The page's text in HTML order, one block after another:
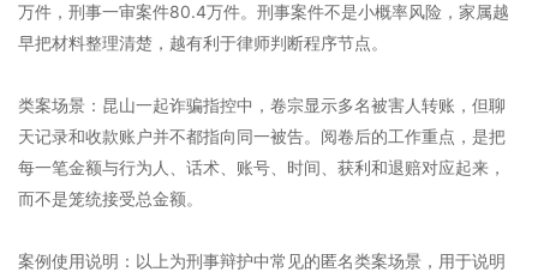
万件，刑事一审案件80.4万件。刑事案件不是小概率风险，家属越
早把材料整理清楚，越有利于律师判断程序节点。
类案场景：昆山一起诈骗指控中，卷宗显示多名被害人转账，但聊
天记录和收款账户并不都指向同一被告。阅卷后的工作重点，是把
每一笔金额与行为人、话术、账号、时间、获利和退赔对应起来，
而不是笼统接受总金额。
案例使用说明：以上为刑事辩护中常见的匿名类案场景，用于说明